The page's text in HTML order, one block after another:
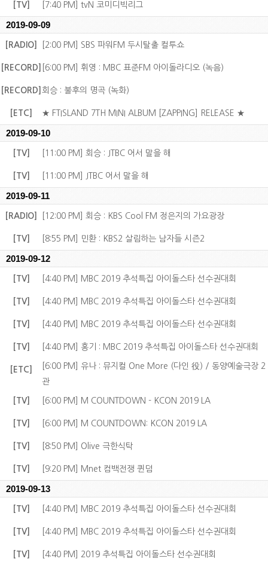
[TV] [7:40 PM] tvN 코미디빅리그
2019-09-09
[RADIO] [2:00 PM] SBS 파워FM 두시탈출 컬투쇼
[RECORD] [6:00 PM] 휘영 : MBC 표준FM 아이돌라디오 (녹음)
[RECORD] 회승 : 불후의 명곡 (녹화)
[ETC] ★ FTISLAND 7TH MINI ALBUM [ZAPPING] RELEASE ★
2019-09-10
[TV] [11:00 PM] 회승 : JTBC 어서 말을 해
[TV] [11:00 PM] JTBC 어서 말을 해
2019-09-11
[RADIO] [12:00 PM] 회승 : KBS Cool FM 정은지의 가요광장
[TV] [8:55 PM] 민환 : KBS2 살림하는 남자들 시즌2
2019-09-12
[TV] [4:40 PM] MBC 2019 추석특집 아이돌스타 선수권대회
[TV] [4:40 PM] MBC 2019 추석특집 아이돌스타 선수권대회
[TV] [4:40 PM] MBC 2019 추석특집 아이돌스타 선수권대회
[TV] [4:40 PM] 홍기 : MBC 2019 추석특집 아이돌스타 선수권대회
[ETC]
[6:00 PM] 유나 : 뮤지컬 One More (다인 役) / 동양예술극장 2
관
[TV] [6:00 PM] M COUNTDOWN - KCON 2019 LA
[TV] [6:00 PM] M COUNTDOWN: KCON 2019 LA
[TV] [8:50 PM] Olive 극한식탁
[TV] [9:20 PM] Mnet 컴백전쟁 퀸덤
2019-09-13
[TV] [4:40 PM] MBC 2019 추석특집 아이돌스타 선수권대회
[TV] [4:40 PM] MBC 2019 추석특집 아이돌스타 선수권대회
[TV] [4:40 PM] 2019 추석특집 아이돌스타 선수권대회